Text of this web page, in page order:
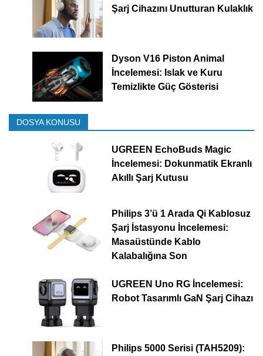
Şarj Cihazını Unutturan Kulaklık
Dyson V16 Piston Animal
İncelemesi: Islak ve Kuru
Temizlikte Güç Gösterisi
DOSYA KONUSU
UGREEN EchoBuds Magic
İncelemesi: Dokunmatik Ekranlı
Akıllı Şarj Kutusu
Philips 3’ü 1 Arada Qi Kablosuz
Şarj İstasyonu İncelemesi:
Masaüstünde Kablo
Kalabalığına Son
UGREEN Uno RG İncelemesi:
Robot Tasarımlı GaN Şarj Cihazı
Philips 5000 Serisi (TAH5209):